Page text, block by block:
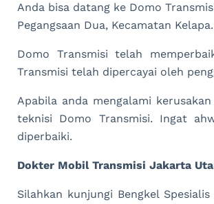
Anda bisa datang ke Domo
Pegangsaan Dua, Kecamatan
Domo Transmisi telah
Transmisi telah dipercayai oleh
Apabila anda mengalami
teknisi Domo Transmisi. Ingat
diperbaiki.
Dokter Mobil Transmisi Jakarta
Silahkan kunjungi Bengkel